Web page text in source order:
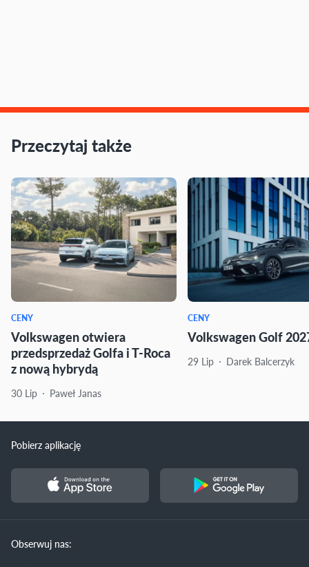
Przeczytaj także
CENY
Volkswagen otwiera
przedsprzedaż Golfa i T-Roca
z nową hybrydą
30 Lip Paweł Janas
CENY
Volkswagen Golf
29 Lip Darek Balcerzyk
Pobierz aplikację
Obserwuj nas: